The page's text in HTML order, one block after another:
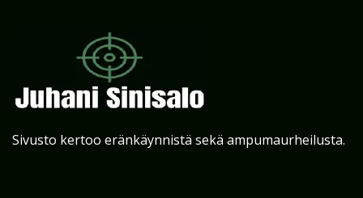
Sivusto kertoo eränkäynnistä sekä ampumaurheilusta.